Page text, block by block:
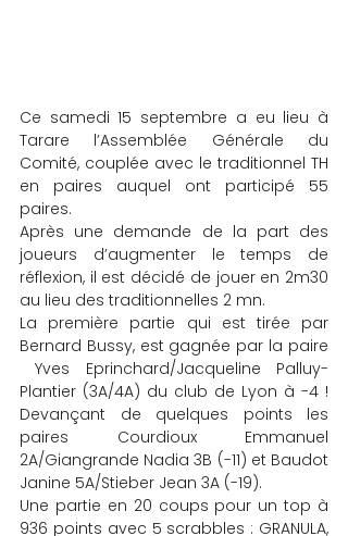
Ce samedi 15 septembre a eu lieu à
Tarare l’Assemblée Générale du
Comité, couplée avec le traditionnel TH
en paires auquel ont participé 55
paires.
Après une demande de la part des
joueurs d’augmenter le temps de
réflexion, il est décidé de jouer en 2m30
au lieu des traditionnelles 2 mn.
La première partie qui est tirée par
Bernard Bussy, est gagnée par la paire
Yves Eprinchard/Jacqueline Palluy-
Plantier (3A/4A) du club de Lyon à -4 !
Devançant de quelques points les
paires Courdioux Emmanuel
2A/Giangrande Nadia 3B (-11) et Baudot
Janine 5A/Stieber Jean 3A (-19).
Une partie en 20 coups pour un top à
936 points avec 5 scrabbles : GRANULA,